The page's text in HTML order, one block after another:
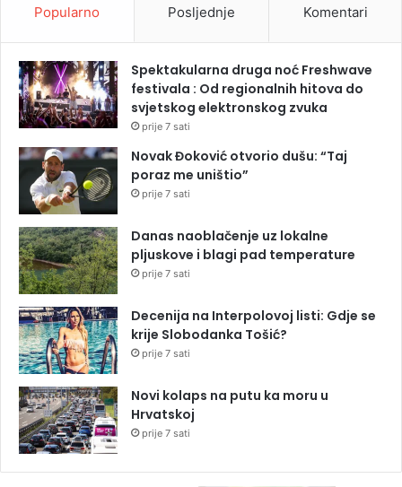
Popularno Posljednje Komentari
Spektakularna druga noć Freshwave
festivala : Od regionalnih hitova do
svjetskog elektronskog zvuka
prije 7 sati
Novak Đoković otvorio dušu: “Taj
poraz me uništio”
prije 7 sati
Danas naoblačenje uz lokalne
pljuskove i blagi pad temperature
prije 7 sati
Decenija na Interpolovoj listi: Gdje se
krije Slobodanka Tošić?
prije 7 sati
Novi kolaps na putu ka moru u
Hrvatskoj
prije 7 sati